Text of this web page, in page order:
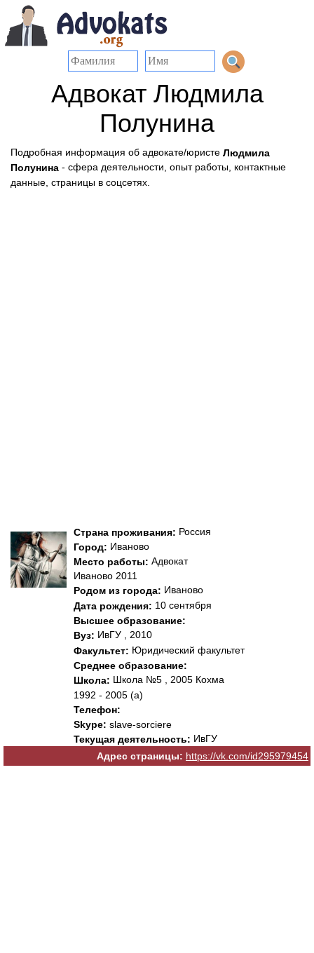
Адвокат Людмила
Полунина
Подробная информация об адвокате/юристе Людмила
Полунина - сфера деятельности, опыт работы, контактные
данные, страницы в соцсетях.
Страна проживания: Россия
Город: Иваново
Место работы: Адвокат
Иваново 2011
Родом из города: Иваново
Дата рождения: 10 сентября
Высшее образование:
Вуз: ИвГУ , 2010
Факультет: Юридический факультет
Среднее образование:
Школа: Школа №5 , 2005 Кохма
1992 - 2005 (а)
Телефон:
Skype: slave-sorciere
Текущая деятельность: ИвГУ
Адрес страницы: https://vk.com/id295979454